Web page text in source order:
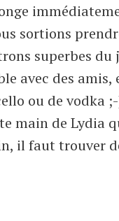
sortions
superbes
avec des
ou de vodka
main de Lydia
il faut trouver